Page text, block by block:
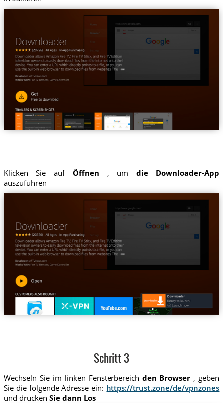
Klicken Sie aufÖffnen , um die Downloader-App
auszuführen
Schritt 3
Wechseln Sie im linken Fensterbereich den Browser , geben
Sie die folgende Adresse ein: https://trust.zone/de/vpnzones
und drücken Sie dann Los